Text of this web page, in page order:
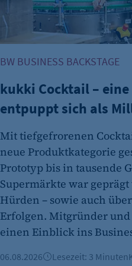
Cookie Consent
Name:
cookie_consent
Zweck:
Dieser Cookie
Einverständnis-
Cookie Laufzeit:
1 Jahr
etracker Analytics
BW BUSINESS BACKSTAGE
kukki Cocktail –
entpuppt sich als
Mit tiefgefrorenen
neue Produktkategorie
Prototyp bis in tausende
Supermärkte war
Hürden – sowie auch
Erfolgen. Mitgründer und
einen Einblick ins
06.08.2026 Lesezeit: 3 Minuten